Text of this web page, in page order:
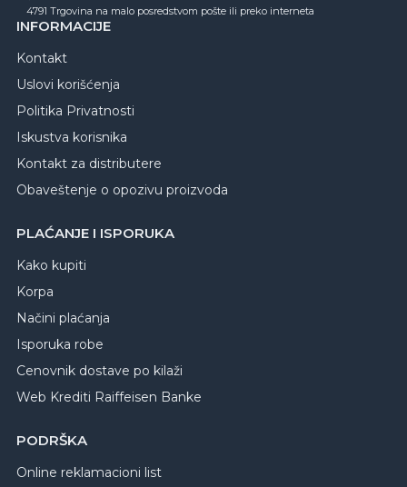
4791 Trgovina na malo posredstvom pošte ili preko interneta
INFORMACIJE
Kontakt
Uslovi korišćenja
Politika Privatnosti
Iskustva korisnika
Kontakt za distributere
Obaveštenje o opozivu proizvoda
PLAĆANJE I ISPORUKA
Kako kupiti
Korpa
Načini plaćanja
Isporuka robe
Cenovnik dostave po kilaži
Web Krediti Raiffeisen Banke
PODRŠKA
Online reklamacioni list